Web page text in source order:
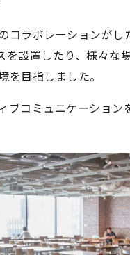
コラボレーションが
を設置したり、様々な
目指しました。
ブコミュニケーション